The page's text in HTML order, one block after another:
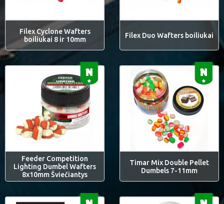
Filex Cyclone Wafters
boiliukai 8 ir 10mm
Filex Duo Wafters boiliukai
Feeder Competition
Lighting Dumbel Wafters
8x10mm Šviečiantys
Timar Mix Double Pellet
Dumbels 7-11mm